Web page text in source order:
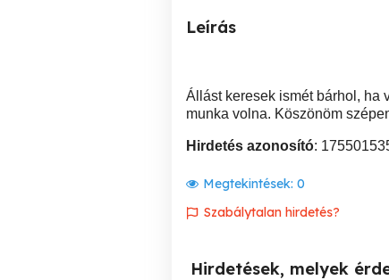
Leírás
Állást keresek ismét bárhol, ha
munka volna. Köszönöm
Hirdetés azonosító:
Megtekintések: 0
Szabálytalan hirdetés?
Hirdetések, melyek